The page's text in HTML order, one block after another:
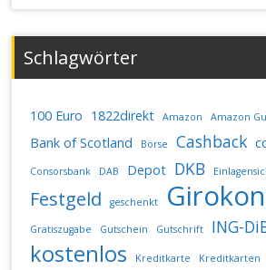
Schlagwörter
100 Euro 1822direkt Amazon Amazon
Bank of Scotland Börse Cashback
Consorsbank DAB Depot DKB
Festgeld geschenkt
Gratiszugabe Gutschein Gutschrift ING-
kostenlos Kreditkarte Kreditkarten